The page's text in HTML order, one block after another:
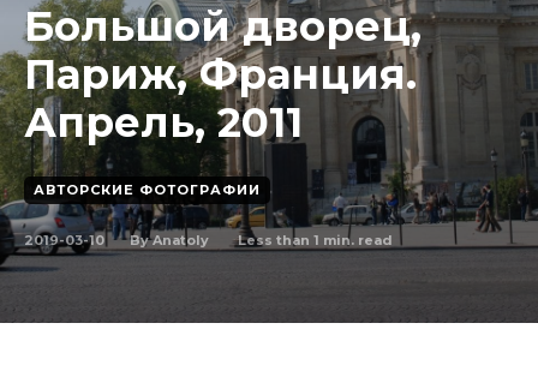
Большой дворец,
Париж, Франция.
Апрель, 2011
АВТОРСКИЕ ФОТОГРАФИИ
2019-03-10 By Anatoly Less than 1 min. read